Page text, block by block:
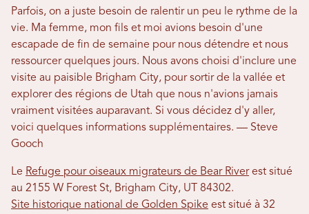
Parfois, on a juste besoin de ralentir un peu le rythme de la
vie. Ma femme, mon fils et moi avions besoin d'une
escapade de fin de semaine pour nous détendre et nous
ressourcer quelques jours. Nous avons choisi d'inclure une
visite au paisible Brigham City, pour sortir de la vallée et
explorer des régions de Utah que nous n'avions jamais
vraiment visitées auparavant. Si vous décidez d'y aller,
voici quelques informations supplémentaires. — Steve
Gooch
Le Refuge pour oiseaux migrateurs de Bear Riverest situé
au 2155 W Forest St, Brigham City, UT 84302.
Site historique national de Golden Spike est situé à 32